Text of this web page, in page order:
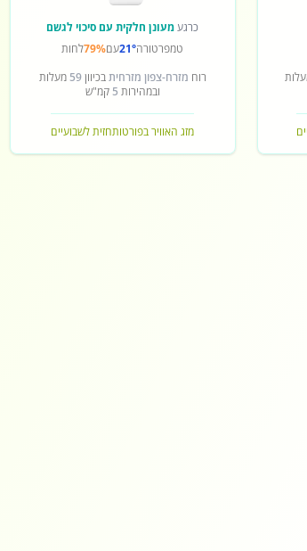
כרגעמעונן חלקית עם סיכוי לגשם
טמפרטורה21°עם79%לחות
רוח מזרח-צפון מזרחיתבכיוון59 מעלות
ובמהירות 5 קמ"ש
מזג האוויר בפורטותחזית לשבועיים